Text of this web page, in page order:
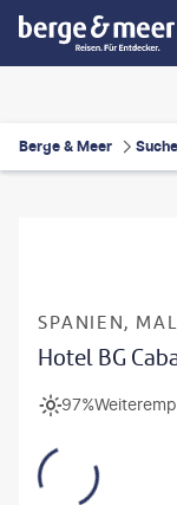
Berge & Meer
SPANIEN,
Hotel BG
97%